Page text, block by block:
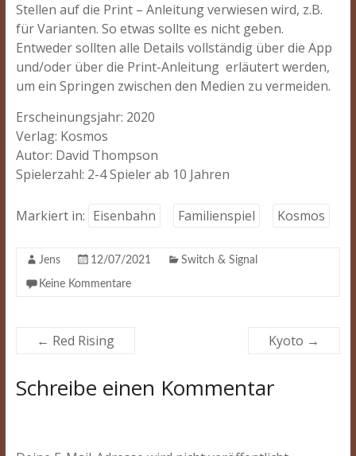
Stellen auf die Print – Anleitung verwiesen wird, z.B.
für Varianten. So etwas sollte es nicht geben.
Entweder sollten alle Details vollständig über die App
und/oder über die Print-Anleitung erläutert werden,
um ein Springen zwischen den Medien zu vermeiden.
Erscheinungsjahr: 2020
Verlag: Kosmos
Autor: David Thompson
Spielerzahl: 2-4 Spieler ab 10 Jahren
Markiert in: Eisenbahn Familienspiel Kosmos
Jens 12/07/2021 Switch & Signal
Keine Kommentare
← Red Rising Kyoto →
Schreibe einen Kommentar